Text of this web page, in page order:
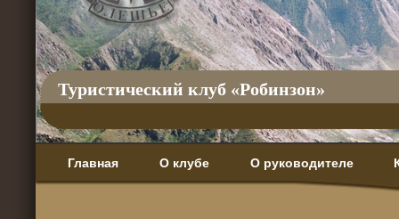
Туристический клуб «Робинзон»
Главная О клубе О руководителе